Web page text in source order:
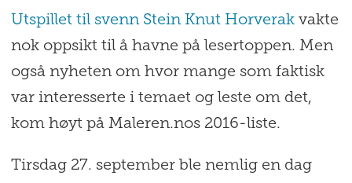
Utspillet til svenn Stein Knut Horverakvakte
nok oppsikt til å havne på lesertoppen. Men
også nyheten om hvor mange som faktisk
var interesserte i temaet og leste om det,
kom høyt på Maleren.nos 2016-liste.
Tirsdag 27. september ble nemlig en dag